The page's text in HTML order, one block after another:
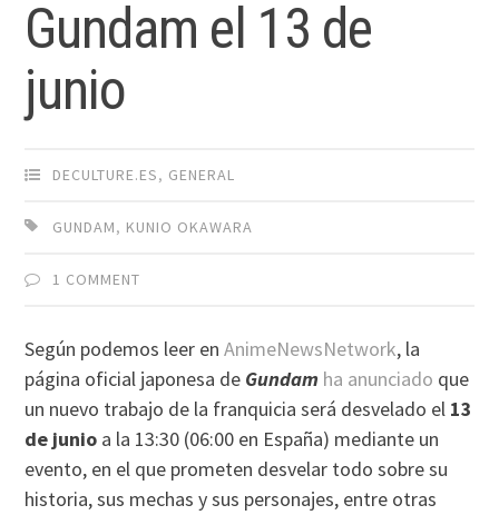
Gundam el 13 de
junio
DECULTURE.ES, GENERAL
GUNDAM, KUNIO OKAWARA
1 COMMENT
Según podemos leer enAnimeNewsNetwork, la
página oficial japonesa de Gundam ha anunciado que
un nuevo trabajo de la franquicia será desvelado el 13
de junio a la 13:30 (06:00 en España) mediante un
evento, en el que prometen desvelar todo sobre su
historia, sus mechas y sus personajes, entre otras